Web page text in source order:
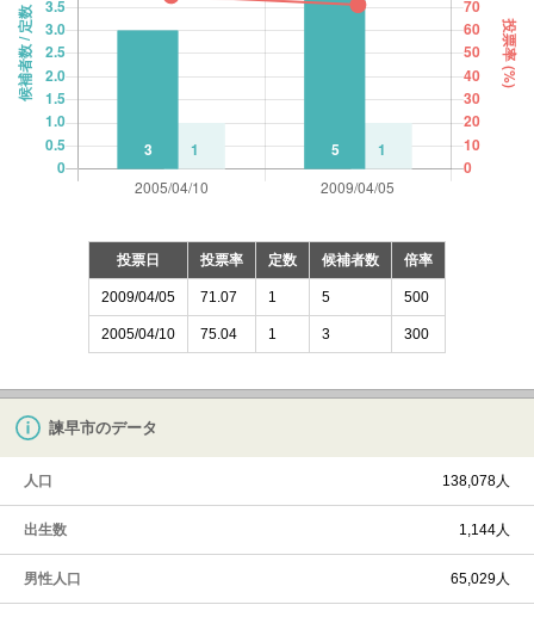
投票日 投票率 定数 候補者数 倍率
2009/04/05 71.07 1 5 500
2005/04/10 75.04 1 3 300
諫早市のデータ
人口 138,078人
出生数 1,144人
男性人口 65,029人